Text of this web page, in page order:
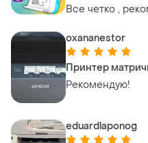
Все четко ,
oxananestor
Принтер
Рекомендую!
eduardlaponog